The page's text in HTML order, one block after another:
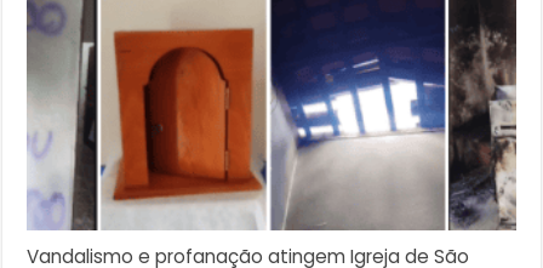
Vandalismo e profanação atingem Igreja de São